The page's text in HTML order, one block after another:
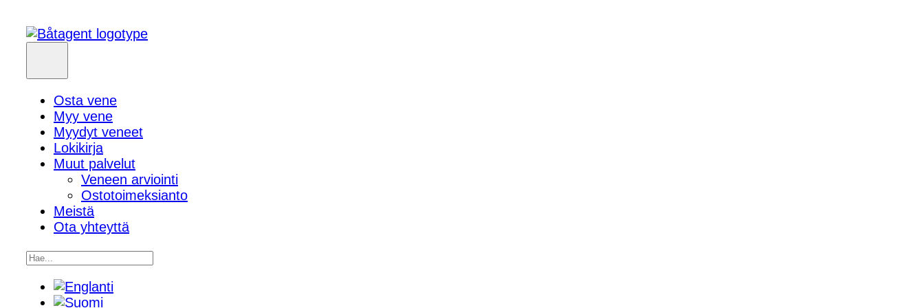
Osta vene
Myy vene
Myydyt veneet
Lokikirja
Muut palvelut
Veneen arviointi
Ostotoimeksianto
Meistä
Ota yhteyttä